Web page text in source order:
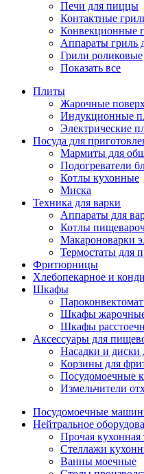
Печи для пиццы
Контактные
Конвекционные
Аппараты гриль
Грили роликовые
Показать все
Плиты
Жарочные
Индукционные
Электрические
Посуда для
Мармиты для
Подогреватели
Котлы кухонные
Миска
Техника для варки
Аппараты для
Котлы
Макароноварки
Термостаты для
Фритюрницы
Хлебопекарное и
Шкафы
Шкафы
Шкафы
Аксессуары для
Насадки и диски
Корзины для
Посудомоечные
Измельчители
Посудомоечные
Нейтральное
Прочая кухонная
Стеллажи
Ванны моечные